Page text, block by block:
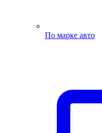
По марке авто